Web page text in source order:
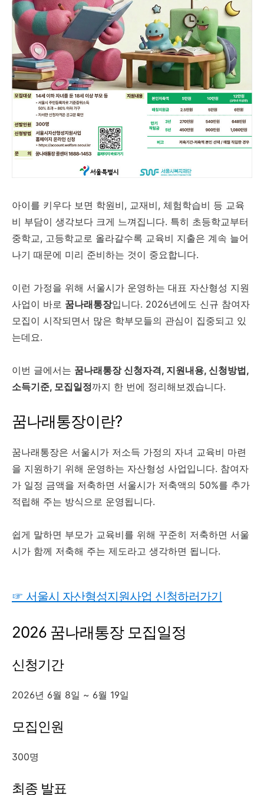
아이를 키우다 보면 학원비, 교재비, 체험학습비 등 교육
비 부담이 생각보다 크게 느껴집니다. 특히 초등학교부터
중학교, 고등학교로 올라갈수록 교육비 지출은 계속 늘어
나기 때문에 미리 준비하는 것이 중요합니다.
이런 가정을 위해 서울시가 운영하는 대표 자산형성 지원
사업이 바로 꿈나래통장입니다. 2026년에도 신규 참여자
모집이 시작되면서 많은 학부모들의 관심이 집중되고 있
는데요.
이번 글에서는 꿈나래통장 신청자격, 지원내용, 신청방법,
소득기준, 모집일정까지 한 번에 정리해보겠습니다.
꿈나래통장이란?
꿈나래통장은 서울시가 저소득 가정의 자녀 교육비 마련
을 지원하기 위해 운영하는 자산형성 사업입니다. 참여자
가 일정 금액을 저축하면 서울시가 저축액의 50%를 추가
적립해 주는 방식으로 운영됩니다.
쉽게 말하면 부모가 교육비를 위해 꾸준히 저축하면 서울
시가 함께 저축해 주는 제도라고 생각하면 됩니다.
☞ 서울시 자산형성지원사업 신청하러가기
2026 꿈나래통장 모집일정
신청기간
2026년 6월 8일 ~ 6월 19일
모집인원
300명
최종 발표